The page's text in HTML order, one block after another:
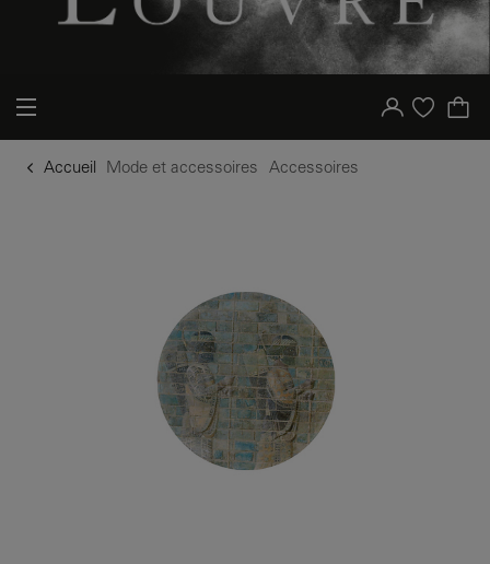
Votre compte
Liste d'achat
Accueil Mode et accessoires Accessoires